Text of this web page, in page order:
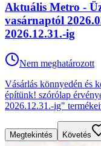
Aktuális Metro -
vasárnaptól
2026.12.31.-ig
Nem meghatározott
Vásárlás könnyedén és
építünk! szórólap
2026.12.31.-ig"
Megtekintés Követés